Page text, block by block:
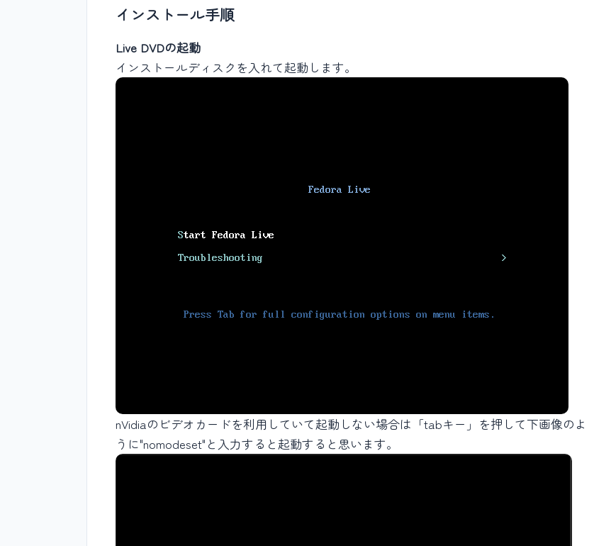
インストール手順
Live DVDの起動
インストールディスクを入れて起動します。
nVidiaのビデオカードを利用していて起動しない場合は「tabキー」を押して下画像のよ
うに"nomodeset"と入力すると起動すると思います。